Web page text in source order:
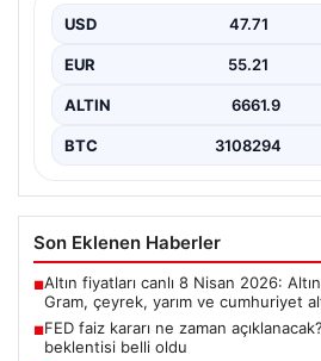
USD 47.71
EUR 55.21
ALTIN 6661.9
BTC 3108294
Son Eklenen Haberler
■Altın fiyatları canlı 8 Nisan 2026:
Gram, çeyrek, yarım ve cumhuriyet
■FED faiz kararı ne zaman
beklentisi belli oldu